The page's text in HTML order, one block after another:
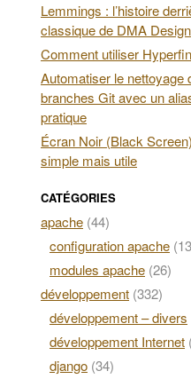
Lemmings : l’histoire
classique de DMA Design
Comment utiliser
Automatiser le nettoyage
branches Git avec un
pratique
Écran Noir (Black
simple mais utile
CATÉGORIES
apache (44)
configuration apache
modules apache (26)
développement (332)
développement – divers
développement Internet
django (34)